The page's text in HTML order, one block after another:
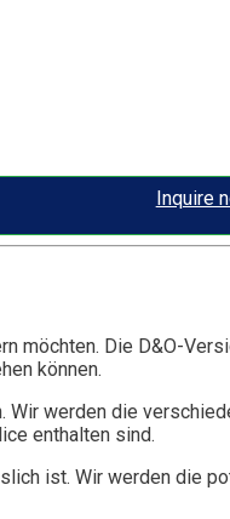
Inquire
möchten. Die D&O-
können.
werden die
enthalten sind.
ist. Wir werden die